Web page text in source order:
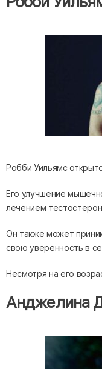
Робби Уильямс
Его улучшение
лечением
Он также может
свою уверенность в
Несмотря на его
Анджелина